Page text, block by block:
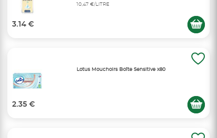
10,47 €/LITRE
3.14 €
Lotus Mouchoirs Boîte Sensitive x80
2.35 €